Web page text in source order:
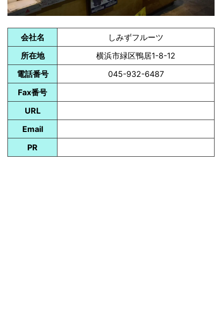
会社名
しみずフルーツ
所在地
横浜市緑区鴨居1-8-12
電話番号
045-932-6487
Fax番号
URL
Email
PR